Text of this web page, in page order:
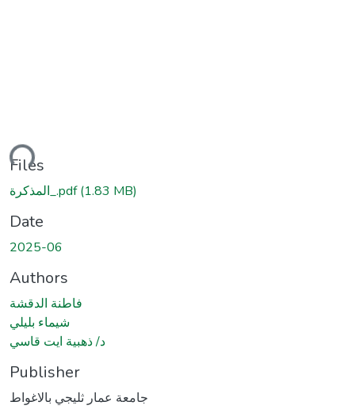
Files
المذكرة_.pdf(1.83 MB)
Date
2025-06
Authors
فاطنة الدقشة
شيماء بليلي
د/ ذهبية ايت قاسي
Publisher
جامعة عمار ثليجي بالاغواط